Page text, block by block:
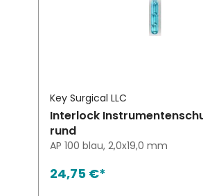
Key Surgical LLC
Interlock
rund
AP 100 blau, 2,0x19,0 mm
24,75 €*